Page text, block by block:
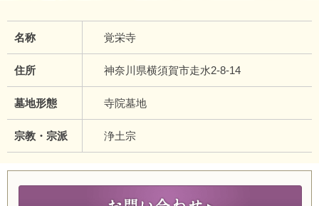
名称 覚栄寺
住所 神奈川県横須賀市走水2-8-14
墓地形態 寺院墓地
宗教・宗派 浄土宗